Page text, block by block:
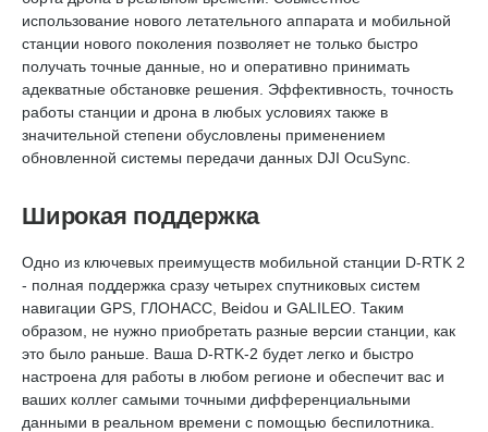
использование нового летательного аппарата и мобильной
станции нового поколения позволяет не только быстро
получать точные данные, но и оперативно принимать
адекватные обстановке решения. Эффективность, точность
работы станции и дрона в любых условиях также в
значительной степени обусловлены применением
обновленной системы передачи данных DJI OcuSync.
Широкая поддержка
Одно из ключевых преимуществ мобильной станции D-RTK 2
- полная поддержка сразу четырех спутниковых систем
навигации GPS, ГЛОНАСС, Beidou и GALILEO. Таким
образом, не нужно приобретать разные версии станции, как
это было раньше. Ваша D-RTK-2 будет легко и быстро
настроена для работы в любом регионе и обеспечит вас и
ваших коллег самыми точными дифференциальными
данными в реальном времени с помощью беспилотника.